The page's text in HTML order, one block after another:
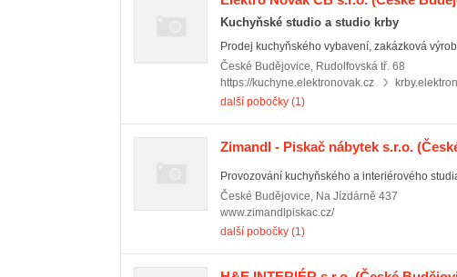
Kuchyňské studio a studio krby
Prodej kuchyňského vybavení, zakázková
České Budějovice, Rudolfovská tř. 68
https://kuchyne.elektronovak.cz
další pobočky (1)
Zimandl - Piskač nábytek s.r.o.
Provozování kuchyňského a interiérového
České Budějovice, Na Jízdárně 437
www.zimandlpiskac.cz/
další pobočky (1)